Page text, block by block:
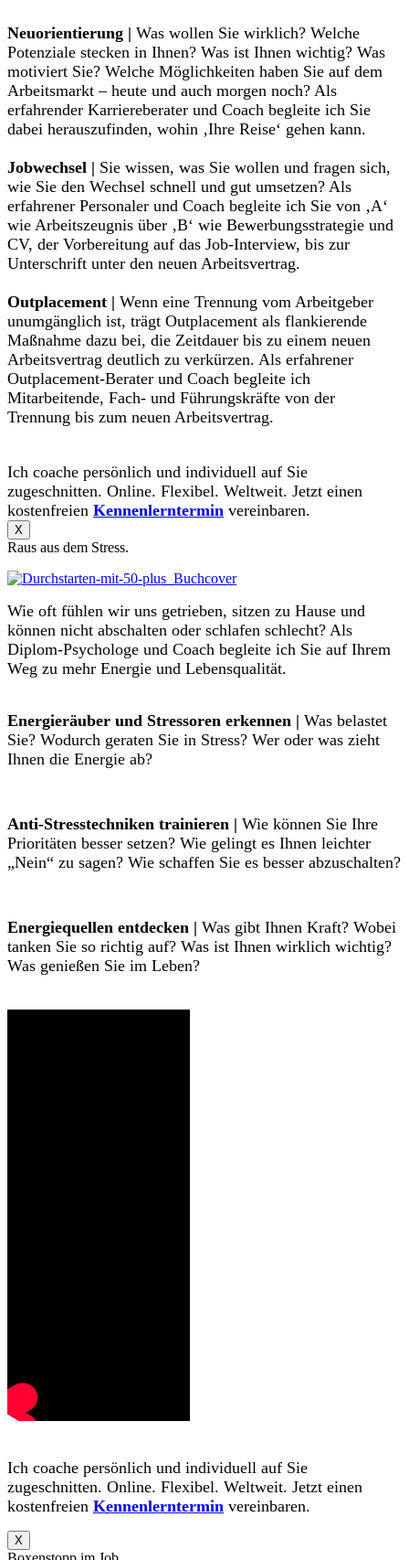
Neuorientierung | Was wollen Sie wirklich? Welche
Potenziale stecken in Ihnen? Was ist Ihnen wichtig? Was
motiviert Sie? Welche Möglichkeiten haben Sie auf dem
Arbeitsmarkt – heute und auch morgen noch? Als
erfahrender Karriereberater und Coach begleite ich Sie
dabei herauszufinden, wohin ‚Ihre Reise‘ gehen kann.
Jobwechsel | Sie wissen, was Sie wollen und fragen sich,
wie Sie den Wechsel schnell und gut umsetzen? Als
erfahrener Personaler und Coach begleite ich Sie von ‚A‘
wie Arbeitszeugnis über ‚B‘ wie Bewerbungsstrategie und
CV, der Vorbereitung auf das Job-Interview, bis zur
Unterschrift unter den neuen Arbeitsvertrag.
Outplacement | Wenn eine Trennung vom Arbeitgeber
unumgänglich ist, trägt Outplacement als flankierende
Maßnahme dazu bei, die Zeitdauer bis zu einem neuen
Arbeitsvertrag deutlich zu verkürzen. Als erfahrener
Outplacement-Berater und Coach begleite ich
Mitarbeitende, Fach- und Führungskräfte von der
Trennung bis zum neuen Arbeitsvertrag.
Ich coache persönlich und individuell auf Sie
zugeschnitten. Online. Flexibel. Weltweit. Jetzt einen
kostenfreien Kennenlerntermin vereinbaren.
X
Raus aus dem Stress.
Wie oft fühlen wir uns getrieben, sitzen zu Hause und
können nicht abschalten oder schlafen schlecht? Als
Diplom-Psychologe und Coach begleite ich Sie auf Ihrem
Weg zu mehr Energie und Lebensqualität.
Energieräuber und Stressoren erkennen | Was belastet
Sie? Wodurch geraten Sie in Stress? Wer oder was zieht
Ihnen die Energie ab?
Anti-Stresstechniken trainieren | Wie können Sie Ihre
Prioritäten besser setzen? Wie gelingt es Ihnen leichter
„Nein“ zu sagen? Wie schaffen Sie es besser abzuschalten?
Energiequellen entdecken | Was gibt Ihnen Kraft? Wobei
tanken Sie so richtig auf? Was ist Ihnen wirklich wichtig?
Was genießen Sie im Leben?
Ich coache persönlich und individuell auf Sie
zugeschnitten. Online. Flexibel. Weltweit. Jetzt einen
kostenfreien Kennenlerntermin vereinbaren.
X